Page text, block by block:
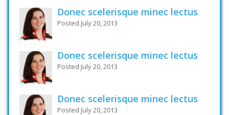
Donec scelerisque minec lectus
Posted July 20, 2013
Donec scelerisque minec lectus
Posted July 20, 2013
Donec scelerisque minec lectus
Posted July 20, 2013